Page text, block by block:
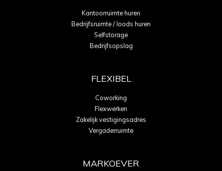
Kantoorruimte huren
Bedrijfsruimte / loods huren
Selfstorage
Bedrijfsopslag
FLEXIBEL
Coworking
Flexwerken
Zakelijk vestigingsadres
Vergaderruimte
MARKOEVER